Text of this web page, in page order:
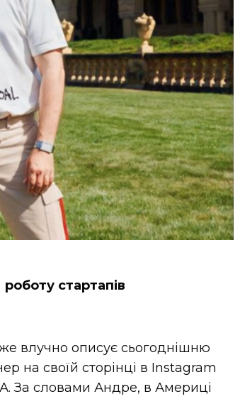
стартапів
влучно описує сьогоднішню
на своїй сторінці в Instagram
За словами Андре, в Америці